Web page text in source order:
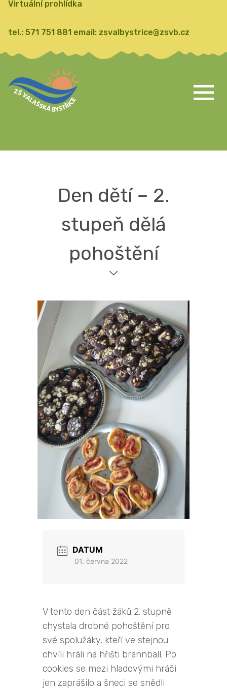
Virtuální prohlídka
tel.: 571 751 881 email: zsvalbystrice@zsvb.cz
Den dětí – 2.
stupeň dělá
pohoštění
DATUM
01. června 2022
V tento den část žáků 2. stupně
chystala drobné pohoštění pro
své spolužáky, kteří ve stejnou
chvíli hráli na hřišti brännball. Po
cookies se mezi hladovými hráči
jen zaprášilo a šneci se snědli